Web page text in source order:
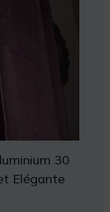
30
Elégante